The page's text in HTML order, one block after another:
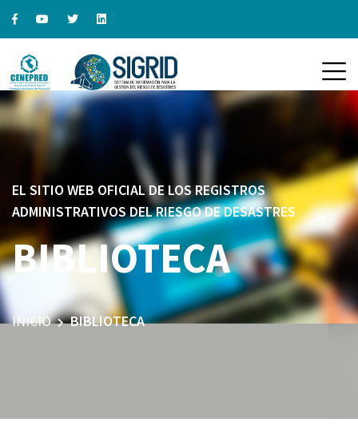
EL SITIO WEB OFICIAL DE LOS REGISTROS
ADMINISTRATIVOS DEL RIESGO DE DESASTRES
BIBLIOTECA
INICIO BIBLIOTECA